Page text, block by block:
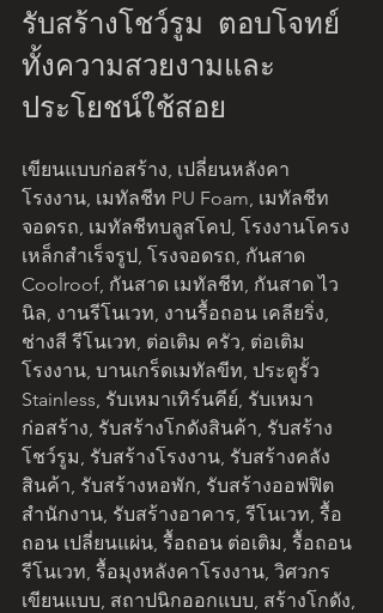
รับสร้างโชว์รูม ตอบโจทย์
ทั้งความสวยงามและ
ประโยชน์ใช้สอย
เขียนแบบก่อสร้าง, เปลี่ยนหลังคา
โรงงาน, เมทัลชีท PU Foam, เมทัลชีท
จอดรถ, เมทัลชีทบลูสโคป, โรงงานโครง
เหล็กสำเร็จรูป, โรงจอดรถ, กันสาด
Coolroof, กันสาด เมทัลชีท, กันสาด ไว
นิล, งานรีโนเวท, งานรื้อถอน เคลียริ่ง,
ช่างสี รีโนเวท, ต่อเติม ครัว, ต่อเติม
โรงงาน, บานเกร็ดเมทัลขีท, ประตูรั้ว
Stainless, รับเหมาเทิร์นคีย์, รับเหมา
ก่อสร้าง, รับสร้างโกดังสินค้า, รับสร้าง
โชว์รูม, รับสร้างโรงงาน, รับสร้างคลัง
สินค้า, รับสร้างหอพัก, รับสร้างออฟฟิต
สำนักงาน, รับสร้างอาคาร, รีโนเวท, รื้อ
ถอน เปลี่ยนแผ่น, รื้อถอน ต่อเติม, รื้อถอน
รีโนเวท, รื้อมุงหลังคาโรงงาน, วิศวกร
เขียนแบบ, สถาปนิกออกแบบ, สร้างโกดัง,